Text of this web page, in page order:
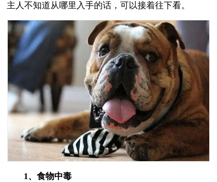
主人不知道从哪里入手的话，可以接着往下看。
1、食物中毒